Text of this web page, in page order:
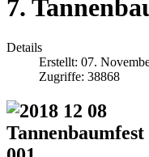
7.
Details
Erstellt: 07.
Zugriffe: 38868